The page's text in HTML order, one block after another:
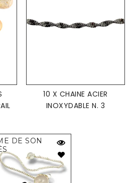
10 X CHAINE ACIER
INOXYDABLE N. 3
DE SON